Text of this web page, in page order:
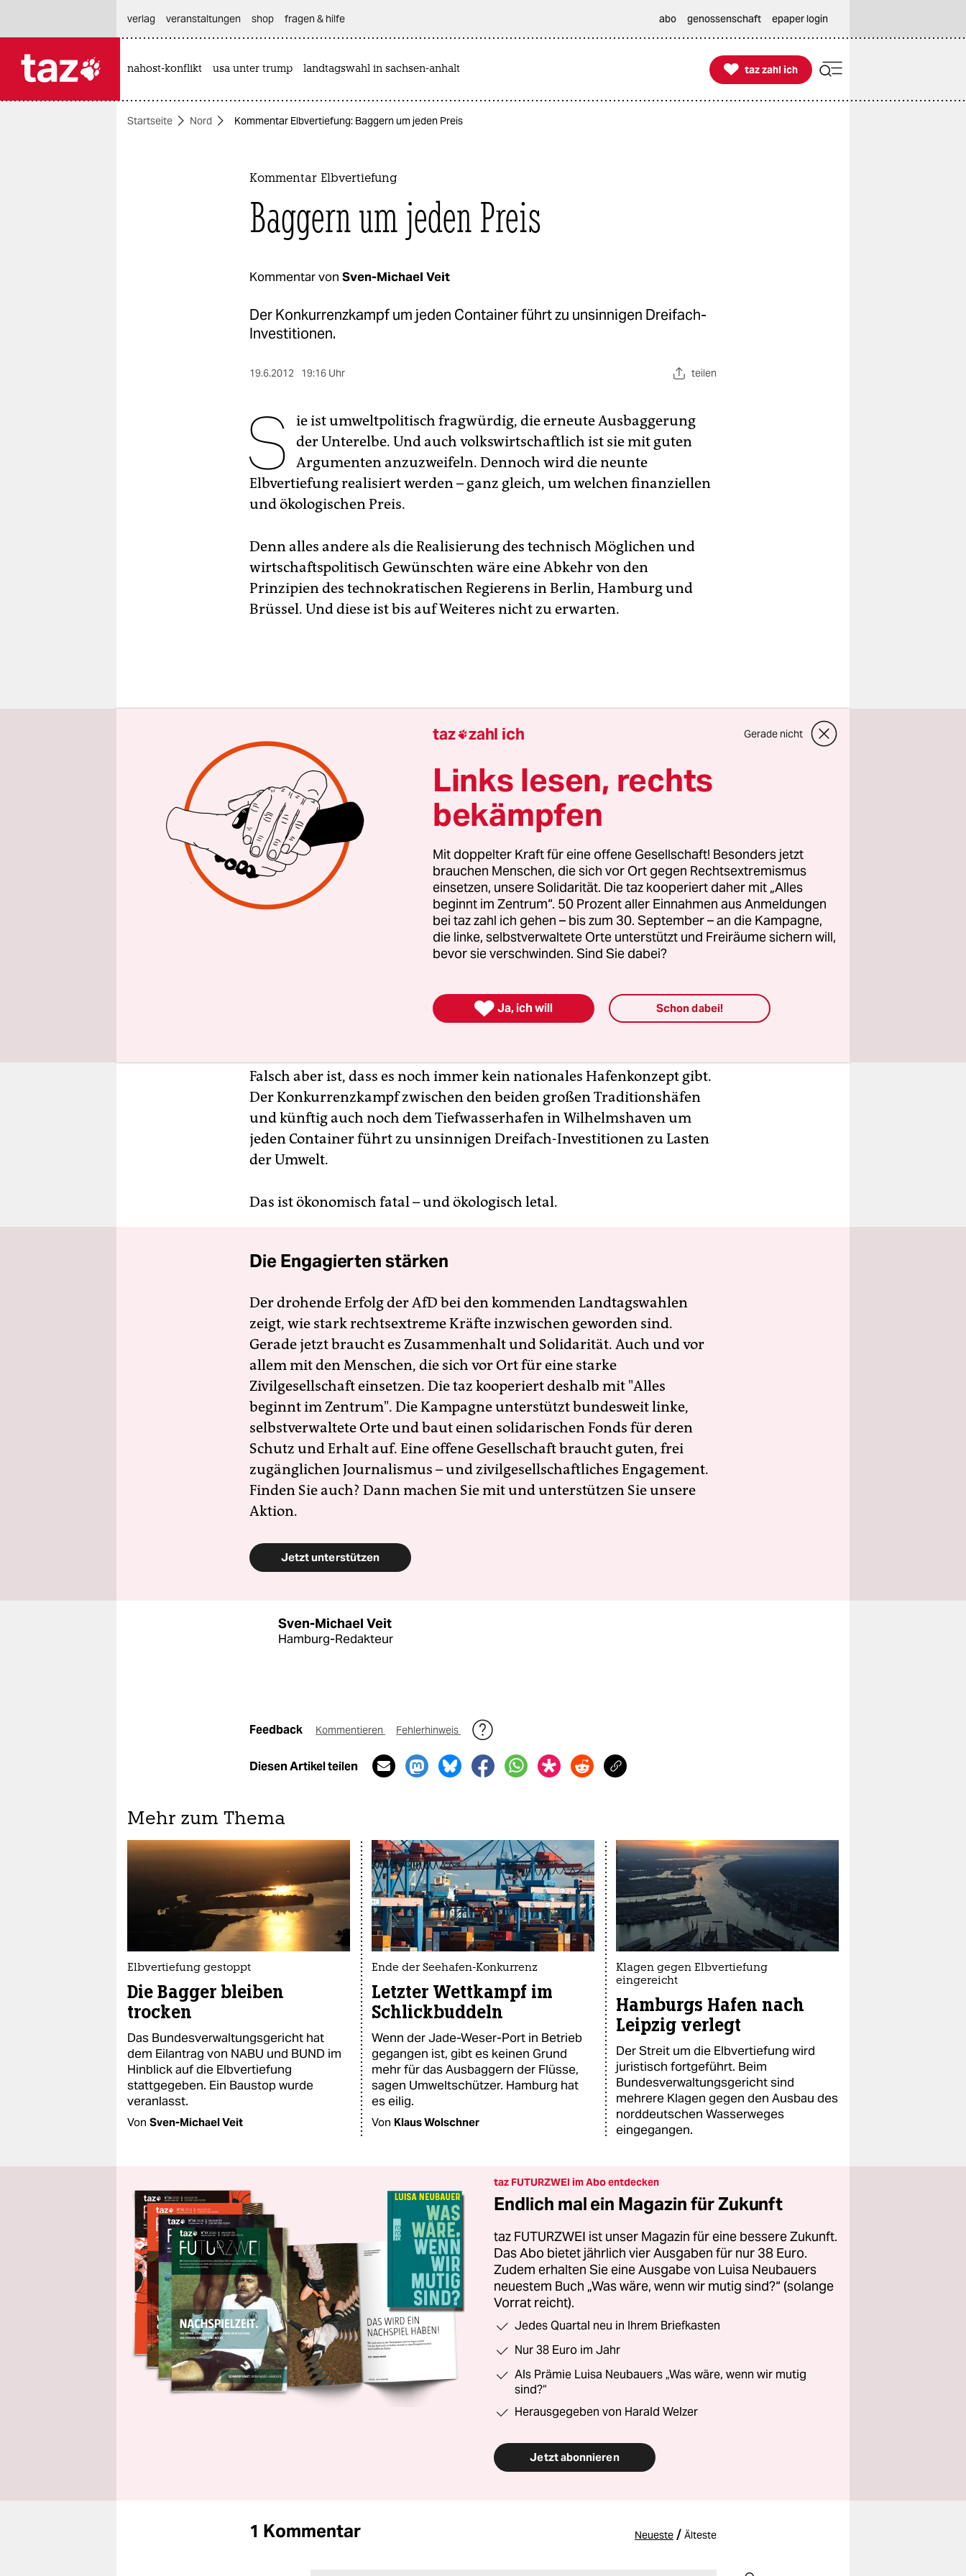
themen
verlag
veranstaltungen shop fragen & hilfe abo genossenschaft epaper login
nahost-konflikt usa unter trump landtagswahl in sachsen-anhalt 
taz zahl ich
taz zahl ich
Startseite Nord Kommentar Elbvertiefung: Baggern um jeden Preis
Kommentar Elbvertiefung
Baggern um jeden Preis
Kommentar von Sven-Michael Veit
Der Konkurrenzkampf um jeden Container führt zu unsinnigen Dreifach-
Investitionen.
19.6.2012 19:16 Uhr teilen
S
ie ist umweltpolitisch fragwürdig, die erneute Ausbaggerung
der Unterelbe. Und auch volkswirtschaftlich ist sie mit guten
Argumenten anzuzweifeln. Dennoch wird die neunte
Elbvertiefung realisiert werden – ganz gleich, um welchen finanziellen
und ökologischen Preis.
Denn alles andere als die Realisierung des technisch Möglichen und
wirtschaftspolitisch Gewünschten wäre eine Abkehr von den
Prinzipien des technokratischen Regierens in Berlin, Hamburg und
Brüssel. Und diese ist bis auf Weiteres nicht zu erwarten.
Denn eine vermeintliche Schwächung des Hamburger Hafens ist ein
Tabuthema in der deutschen Wirtschafts- und Standortpolitik. Dem
Stadtstaat an der Elbe ist es gelungen, sein Tor zur globalisierten Welt
alle Wirtschaftsverbände glauben, dass der deutsche Wohlstand von
der jederzeitigen Erreichbarkeit der Häfen in Hamburg und
Falsch aber ist, dass es noch immer kein nationales Hafenkonzept gibt.
Der Konkurrenzkampf zwischen den beiden großen Traditionshäfen
und künftig auch noch dem Tiefwasserhafen in Wilhelmshaven um
jeden Container führt zu unsinnigen Dreifach-Investitionen zu Lasten
der Umwelt.
Das ist ökonomisch fatal – und ökologisch letal.
Die Engagierten stärken
Der drohende Erfolg der AfD bei den kommenden Landtagswahlen
zeigt, wie stark rechtsextreme Kräfte inzwischen geworden sind.
Gerade jetzt braucht es Zusammenhalt und Solidarität. Auch und vor
allem mit den Menschen, die sich vor Ort für eine starke
Zivilgesellschaft einsetzen. Die taz kooperiert deshalb mit "Alles
beginnt im Zentrum". Die Kampagne unterstützt bundesweit linke,
selbstverwaltete Orte und baut einen solidarischen Fonds für deren
Schutz und Erhalt auf. Eine offene Gesellschaft braucht guten, frei
zugänglichen Journalismus – und zivilgesellschaftliches Engagement.
Finden Sie auch? Dann machen Sie mit und unterstützen Sie unsere
Aktion.
Jetzt unterstützen
Sven-Michael Veit
Hamburg-Redakteur
Feedback Kommentieren Fehlerhinweis
Diesen Artikel teilen
Mehr zum Thema
Elbvertiefung gestoppt
Die Bagger bleiben
trocken
Das Bundesverwaltungsgericht hat
dem Eilantrag von NABU und BUND im
Hinblick auf die Elbvertiefung
stattgegeben. Ein Baustop wurde
veranlasst.
Von Sven-Michael Veit
Ende der Seehafen-Konkurrenz
Letzter Wettkampf im
Schlickbuddeln
Wenn der Jade-Weser-Port in Betrieb
gegangen ist, gibt es keinen Grund
mehr für das Ausbaggern der Flüsse,
sagen Umweltschützer. Hamburg hat
es eilig.
Von Klaus Wolschner
Klagen gegen Elbvertiefung
eingereicht
Hamburgs Hafen nach
Leipzig verlegt
Der Streit um die Elbvertiefung wird
juristisch fortgeführt. Beim
Bundesverwaltungsgericht sind
mehrere Klagen gegen den Ausbau des
norddeutschen Wasserweges
eingegangen.
taz FUTURZWEI im Abo entdecken
Endlich mal ein Magazin für Zukunft
taz FUTURZWEI ist unser Magazin für eine bessere Zukunft.
Das Abo bietet jährlich vier Ausgaben für nur 38 Euro.
Zudem erhalten Sie eine Ausgabe von Luisa Neubauers
neuestem Buch „Was wäre, wenn wir mutig sind?“ (solange
Vorrat reicht).
Jedes Quartal neu in Ihrem Briefkasten
Nur 38 Euro im Jahr
Als Prämie Luisa Neubauers „Was wäre, wenn wir mutig
sind?“
Herausgegeben von Harald Welzer
Jetzt abonnieren
1 Kommentar Neueste / Älteste
taz zahl ich Gerade nicht
Links lesen, rechts
bekämpfen
Mit doppelter Kraft für eine offene Gesellschaft! Besonders jetzt
brauchen Menschen, die sich vor Ort gegen Rechtsextremismus
einsetzen, unsere Solidarität. Die taz kooperiert daher mit „Alles
beginnt im Zentrum“. 50 Prozent aller Einnahmen aus Anmeldungen
bei taz zahl ich gehen – bis zum 30. September – an die Kampagne,
die linke, selbstverwaltete Orte unterstützt und Freiräume sichern will,
bevor sie verschwinden. Sind Sie dabei?
 Ja, ich will Schon dabei!